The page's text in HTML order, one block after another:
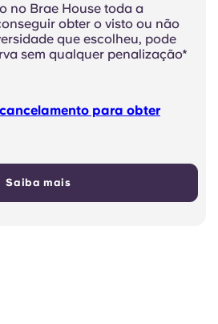
no Brae House toda a
obter o visto ou não
que escolheu, pode
sem qualquer penalização*
para obter
Saiba mais